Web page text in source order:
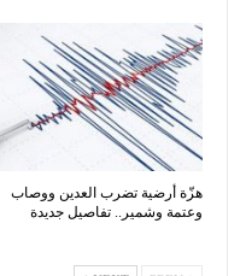
هزّة أرضية تضرب العدين ووصاب
وعتمة وشمير.. تفاصيل جديدة